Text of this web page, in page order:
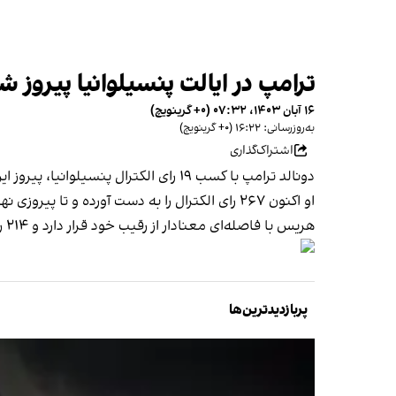
ترامپ در ایالت پنسیلوانیا پیروز
۱۶ آبان ۱۴۰۳، ۰۷:۳۲ (‎+۰ گرینویچ)
به‌روزرسانی: ۱۶:۲۲ (‎+۰ گرینویچ)
اشتراک‌گذاری
دونالد ترامپ با کسب ۱۹ رای الکترال پنسیلوانیا، پیروز این ایالت شد.
او اکنون ۲۶۷ رای الکترال را به دست آورده و تا پیروزی نهایی تنها سه رای دیگر نیاز دارد.
هریس با فاصله‌ای معنادار از رقیب خود قرار دارد و ۲۱۴ رای الکترال را کسب کرده است.
پربازدیدترین‌ها